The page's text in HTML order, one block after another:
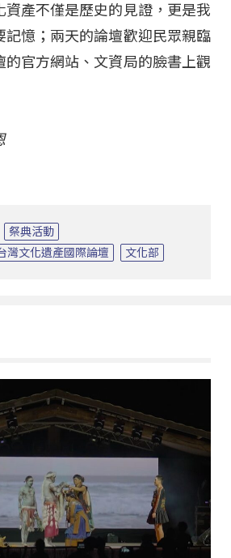
資產不僅是歷史的見證，更是我
記憶；兩天的論壇歡迎民眾親臨
的官方網站、文資局的臉書上觀
祭典活動
灣文化遺產國際論壇
文化部